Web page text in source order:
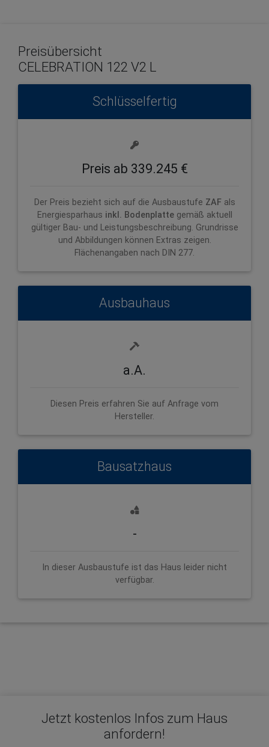
Preisübersicht
CELEBRATION 122 V2 L
Schlüsselfertig
Preis ab 339.245 €
Der Preis bezieht sich auf die Ausbaustufe ZAFals
Energiesparhaus inkl. Bodenplattegemäß aktuell
gültiger Bau- und Leistungsbeschreibung. Grundrisse
und Abbildungen können Extras zeigen.
Flächenangaben nach DIN 277.
Ausbauhaus
a.A.
Diesen Preis erfahren Sie auf Anfrage vom
Hersteller.
Bausatzhaus
-
In dieser Ausbaustufe ist das Haus leider nicht
verfügbar.
Jetzt kostenlos Infos zum Haus
anfordern!